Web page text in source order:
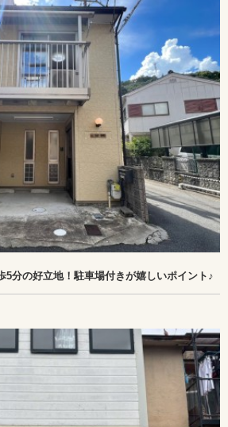
5分の好立地！駐車場付きが嬉しいポイント♪